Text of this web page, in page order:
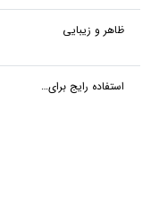
ظاهر و زیبایی
استفاده رایج برای…